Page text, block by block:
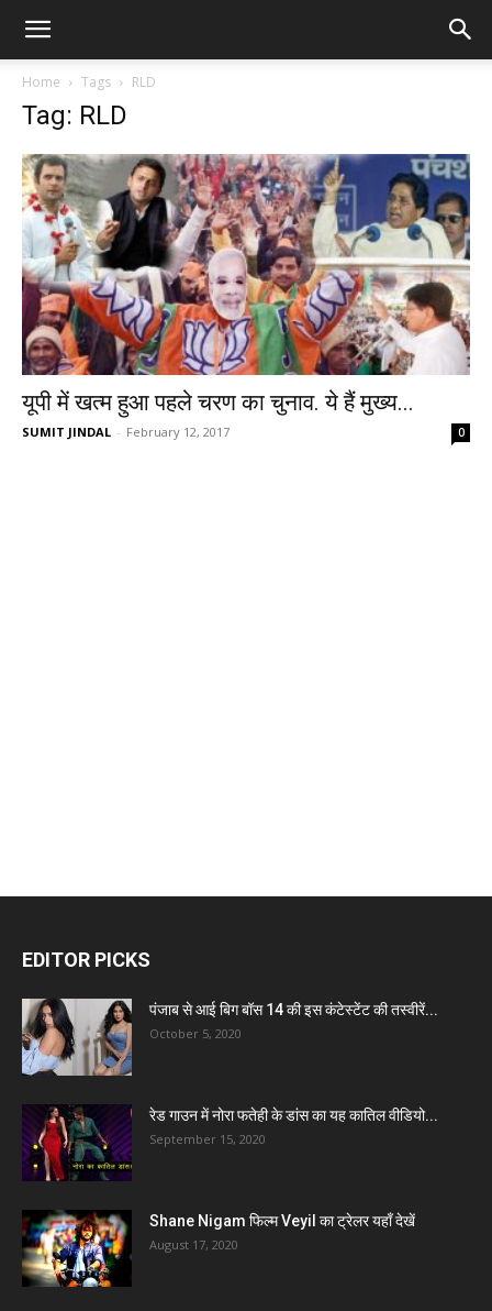
Home Tags RLD
Tag: RLD
यूपी में खत्म हुआ पहले चरण का चुनाव. ये हैं मुख्य...
SUMIT JINDAL - February 12, 2017 0
EDITOR PICKS
पंजाब से आई बिग बॉस 14 की इस कंटेस्टेंट की तस्वीरें...
October 5, 2020
रेड गाउन में नोरा फतेही के डांस का यह कातिल वीडियो...
September 15, 2020
Shane Nigam फिल्म Veyil का ट्रेलर यहाँ देखें
August 17, 2020